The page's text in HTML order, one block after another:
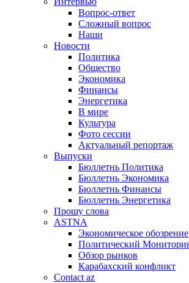
Вопрос-ответ
Сложный вопрос
Наши
Новости
Политика
Общество
Экономика
Финансы
Энергетика
В мире
Культура
Фото сессии
Актуальный репортаж
Выпуски
Бюллетнь Политика
Бюллетнь Экономика
Бюллетнь Финансы
Бюллетнь Энергетика
Прошу слова
ASTNA
Экономическое обозрение
Политический
Обзор рынков
Карабахский конфликт
Contact az